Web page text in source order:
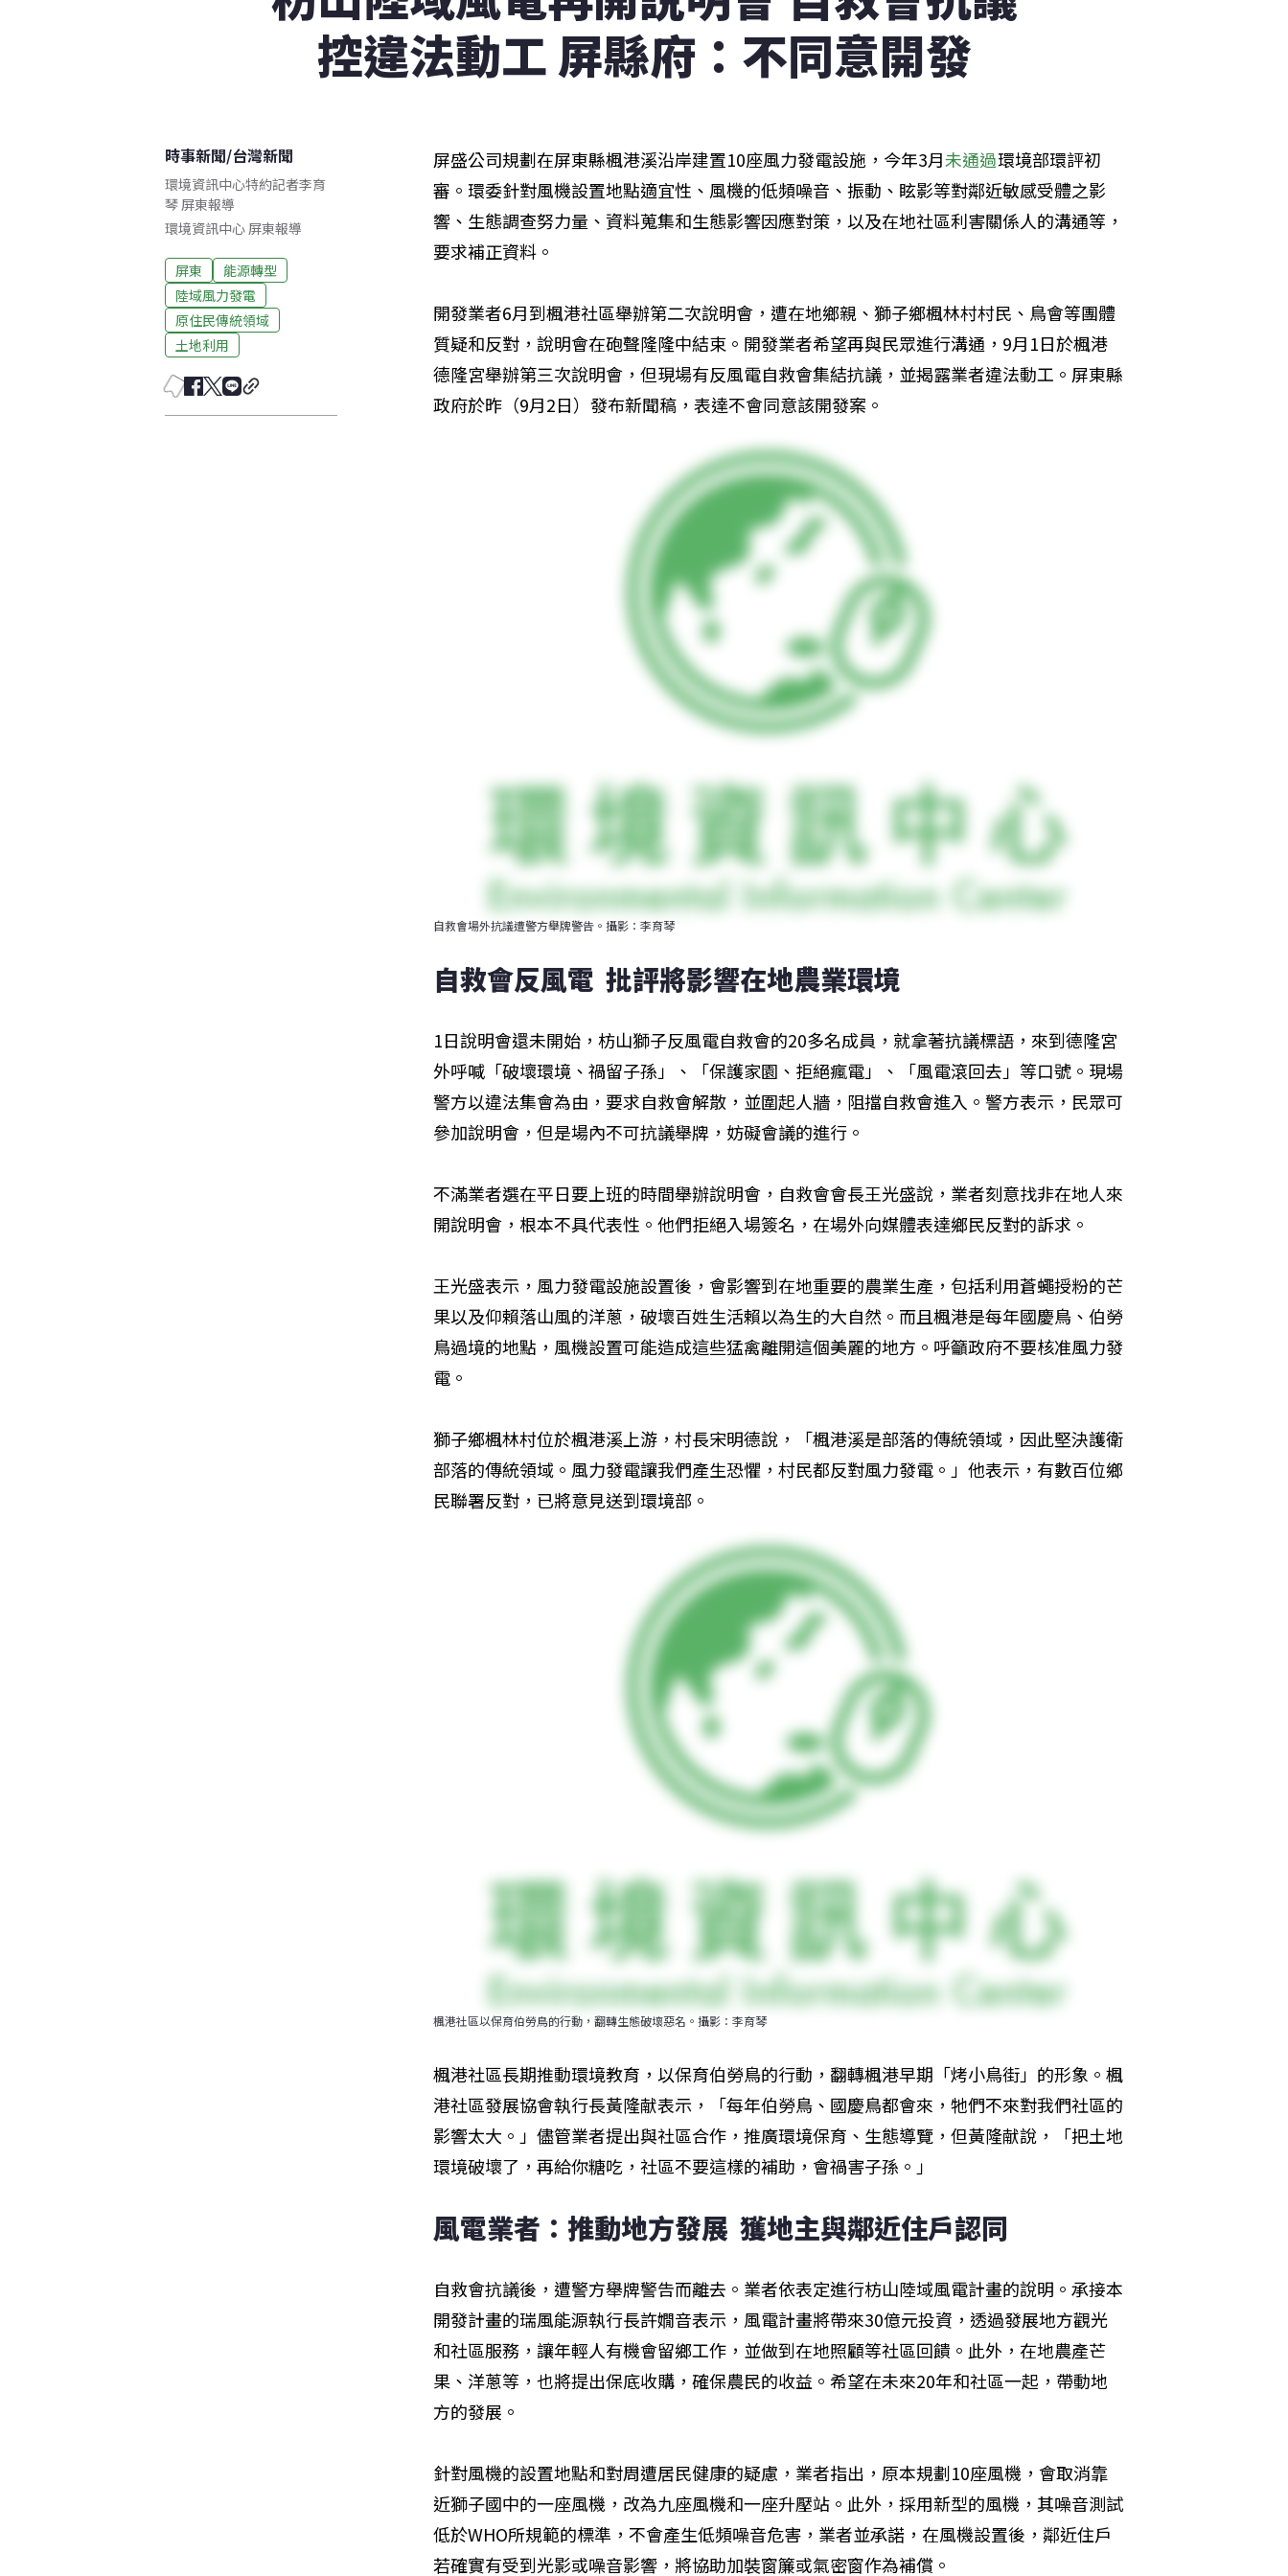
控違法動工 屏縣府：不同意開發
時事新聞/台灣新聞
環境資訊中心特約記者李育
琴 屏東報導
環境資訊中心屏東報導
屏東
能源轉型
陸域風力發電
原住民傳統領域
土地利用
屏盛公司規劃在屏東縣楓港溪沿岸建置10座風力發電設施，今年3月未通過環境部環評初
審。環委針對風機設置地點適宜性、風機的低頻噪音、振動、眩影等對鄰近敏感受體之影
響、生態調查努力量、資料蒐集和生態影響因應對策，以及在地社區利害關係人的溝通等，
要求補正資料。
開發業者6月到楓港社區舉辦第二次說明會，遭在地鄉親、獅子鄉楓林村村民、鳥會等團體
質疑和反對，說明會在砲聲隆隆中結束。開發業者希望再與民眾進行溝通，9月1日於楓港
德隆宮舉辦第三次說明會，但現場有反風電自救會集結抗議，並揭露業者違法動工。屏東縣
政府於昨（9月2日）發布新聞稿，表達不會同意該開發案。
自救會場外抗議遭警方舉牌警告。攝影：李育琴
自救會反風電  批評將影響在地農業環境
1日說明會還未開始，枋山獅子反風電自救會的20多名成員，就拿著抗議標語，來到德隆宮
外呼喊「破壞環境、禍留子孫」、「保護家園、拒絕瘋電」、「風電滾回去」等口號。現場
警方以違法集會為由，要求自救會解散，並圍起人牆，阻擋自救會進入。警方表示，民眾可
參加說明會，但是場內不可抗議舉牌，妨礙會議的進行。
不滿業者選在平日要上班的時間舉辦說明會，自救會會長王光盛說，業者刻意找非在地人來
開說明會，根本不具代表性。他們拒絕入場簽名，在場外向媒體表達鄉民反對的訴求。
王光盛表示，風力發電設施設置後，會影響到在地重要的農業生產，包括利用蒼蠅授粉的芒
果以及仰賴落山風的洋蔥，破壞百姓生活賴以為生的大自然。而且楓港是每年國慶鳥、伯勞
鳥過境的地點，風機設置可能造成這些猛禽離開這個美麗的地方。呼籲政府不要核准風力發
電。
獅子鄉楓林村位於楓港溪上游，村長宋明德說，「楓港溪是部落的傳統領域，因此堅決護衛
部落的傳統領域。風力發電讓我們產生恐懼，村民都反對風力發電。」他表示，有數百位鄉
民聯署反對，已將意見送到環境部。
楓港社區以保育伯勞鳥的行動，翻轉生態破壞惡名。攝影：李育琴
楓港社區長期推動環境教育，以保育伯勞鳥的行動，翻轉楓港早期「烤小鳥街」的形象。楓
港社區發展協會執行長黃隆献表示，「每年伯勞鳥、國慶鳥都會來，牠們不來對我們社區的
影響太大。」儘管業者提出與社區合作，推廣環境保育、生態導覽，但黃隆献說，「把土地
環境破壞了，再給你糖吃，社區不要這樣的補助，會禍害子孫。」
風電業者：推動地方發展  獲地主與鄰近住戶認同
自救會抗議後，遭警方舉牌警告而離去。業者依表定進行枋山陸域風電計畫的說明。承接本
開發計畫的瑞風能源執行長許嫺音表示，風電計畫將帶來30億元投資，透過發展地方觀光
和社區服務，讓年輕人有機會留鄉工作，並做到在地照顧等社區回饋。此外，在地農產芒
果、洋蔥等，也將提出保底收購，確保農民的收益。希望在未來20年和社區一起，帶動地
方的發展。
針對風機的設置地點和對周遭居民健康的疑慮，業者指出，原本規劃10座風機，會取消靠
近獅子國中的一座風機，改為九座風機和一座升壓站。此外，採用新型的風機，其噪音測試
低於WHO所規範的標準，不會產生低頻噪音危害，業者並承諾，在風機設置後，鄰近住戶
若確實有受到光影或噪音影響，將協助加裝窗簾或氣密窗作為補償。